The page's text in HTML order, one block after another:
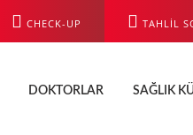
CHECK-UP TAHLİL
DOKTORLAR SAĞLIK